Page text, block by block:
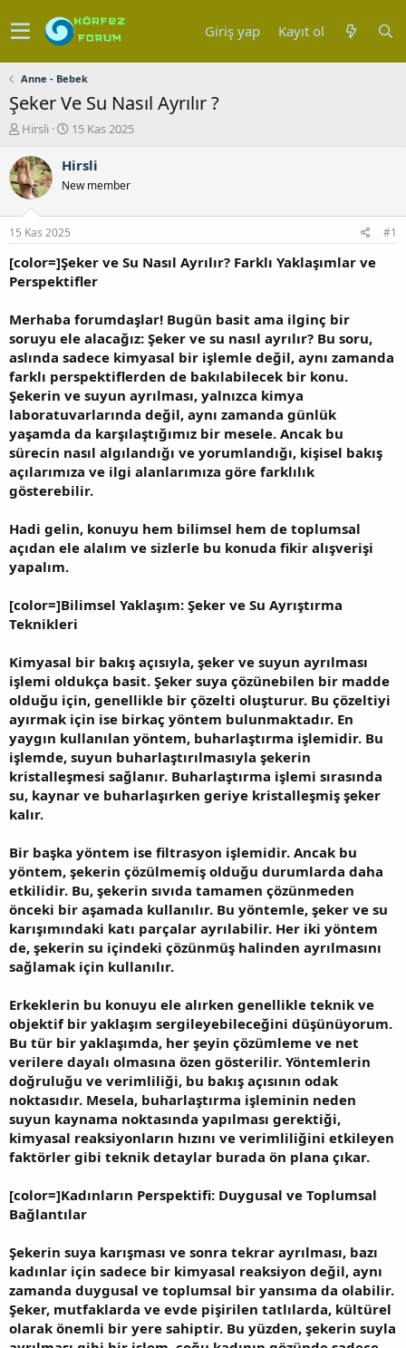
Giriş yap Kayıt ol
Anne - Bebek
Şeker Ve Su Nasıl Ayrılır ?
K
n
u
y
b
a
ş
a
a
n
Hirsli
B
ş
a
ç
t
a
h
i
15 Kas 2025
Hirsli
New member
15 Kas 2025 #1
[color=]Şeker ve Su Nasıl Ayrılır? Farklı Yaklaşımlar ve
Perspektifler
Merhaba forumdaşlar! Bugün basit ama ilginç bir
soruyu ele alacağız: Şeker ve su nasıl ayrılır? Bu soru,
aslında sadece kimyasal bir işlemle değil, aynı zamanda
farklı perspektiflerden de bakılabilecek bir konu.
Şekerin ve suyun ayrılması, yalnızca kimya
laboratuvarlarında değil, aynı zamanda günlük
yaşamda da karşılaştığımız bir mesele. Ancak bu
sürecin nasıl algılandığı ve yorumlandığı, kişisel bakış
açılarımıza ve ilgi alanlarımıza göre farklılık
gösterebilir.
Hadi gelin, konuyu hem bilimsel hem de toplumsal
açıdan ele alalım ve sizlerle bu konuda fikir alışverişi
yapalım.
[color=]Bilimsel Yaklaşım: Şeker ve Su Ayrıştırma
Teknikleri
Kimyasal bir bakış açısıyla, şeker ve suyun ayrılması
işlemi oldukça basit. Şeker suya çözünebilen bir madde
olduğu için, genellikle bir çözelti oluşturur. Bu çözeltiyi
ayırmak için ise birkaç yöntem bulunmaktadır. En
yaygın kullanılan yöntem, buharlaştırma işlemidir. Bu
işlemde, suyun buharlaştırılmasıyla şekerin
kristalleşmesi sağlanır. Buharlaştırma işlemi sırasında
su, kaynar ve buharlaşırken geriye kristalleşmiş şeker
kalır.
Bir başka yöntem ise filtrasyon işlemidir. Ancak bu
yöntem, şekerin çözülmemiş olduğu durumlarda daha
etkilidir. Bu, şekerin sıvıda tamamen çözünmeden
önceki bir aşamada kullanılır. Bu yöntemle, şeker ve su
karışımındaki katı parçalar ayrılabilir. Her iki yöntem
de, şekerin su içindeki çözünmüş halinden ayrılmasını
sağlamak için kullanılır.
Erkeklerin bu konuyu ele alırken genellikle teknik ve
objektif bir yaklaşım sergileyebileceğini düşünüyorum.
Bu tür bir yaklaşımda, her şeyin çözümleme ve net
verilere dayalı olmasına özen gösterilir. Yöntemlerin
doğruluğu ve verimliliği, bu bakış açısının odak
noktasıdır. Mesela, buharlaştırma işleminin neden
suyun kaynama noktasında yapılması gerektiği,
kimyasal reaksiyonların hızını ve verimliliğini etkileyen
faktörler gibi teknik detaylar burada ön plana çıkar.
[color=]Kadınların Perspektifi: Duygusal ve Toplumsal
Bağlantılar
Şekerin suya karışması ve sonra tekrar ayrılması, bazı
kadınlar için sadece bir kimyasal reaksiyon değil, aynı
zamanda duygusal ve toplumsal bir yansıma da olabilir.
Şeker, mutfaklarda ve evde pişirilen tatlılarda, kültürel
olarak önemli bir yere sahiptir. Bu yüzden, şekerin suyla